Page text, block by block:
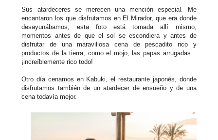
Sus atardeceres se merecen una mención especial. Me
encantaron los que disfrutamos en El Mirador, que era donde
desayunábamos, esta foto está tomada allí mismo,
momentos antes de que el sol se escondiera y antes de
disfrutar de una maravillosa cena de pescadito rico y
productos de la tierra, como el mojo, las papas arrugadas...
¡increíblemente rico todo!
Otro día cenamos en Kabuki, el restaurante japonés, donde
disfrutamos también de un atardecer de ensueño y de una
cena todavía mejor.